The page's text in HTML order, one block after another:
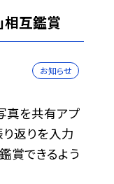
相互鑑賞
お知らせ
真を共有アプ
返りを入力
賞できるよう